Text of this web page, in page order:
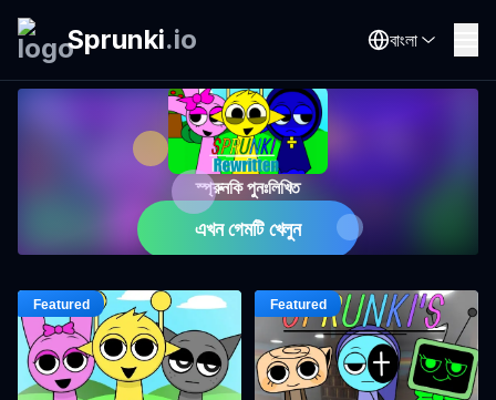
Sprunki.io বাংলা
স্প্রুনকি পুনঃলিখিত
এখন গেমটি খেলুন